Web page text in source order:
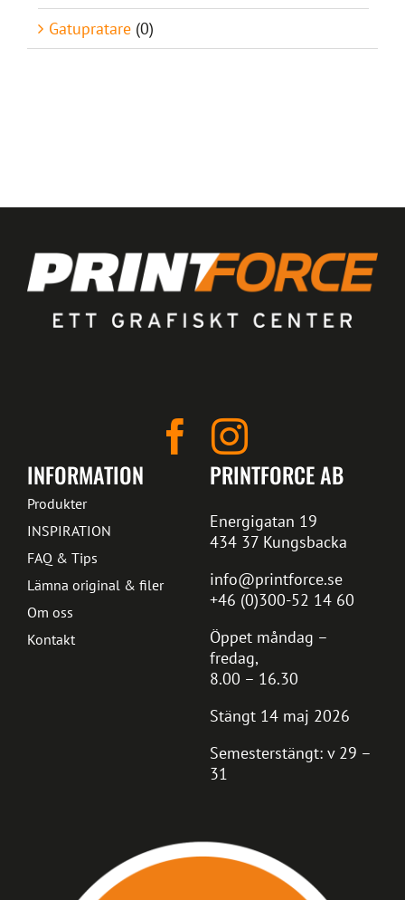
Gatupratare (0)
PRINTFORCE AB
Energigatan 19
434 37 Kungsbacka
info@printforce.se
+46 (0)300-52 14 60
Öppet måndag –
fredag,
8.00 – 16.30
Stängt 14 maj 2026
Semesterstängt: v 29 –
31
INFORMATION
Produkter
INSPIRATION
FAQ & Tips
Lämna original & filer
Om oss
Kontakt